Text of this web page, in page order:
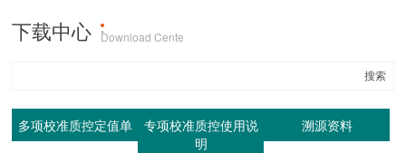
下载中心 ·Download Cente
多项校准质控定值单
专项校准质控使用说
明
溯源资料